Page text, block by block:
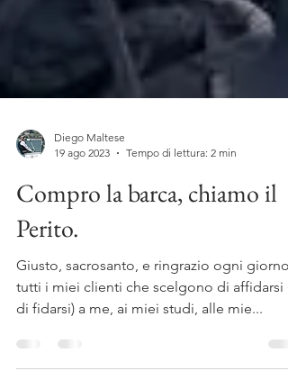
19 ago 2023
Tempo di lettura: 2 min
Compro la barca, chiamo il
Perito.
Giusto, sacrosanto, e ringrazio ogni giorno
tutti i miei clienti che scelgono di affidarsi
di fidarsi) a me, ai miei studi, alle mie...